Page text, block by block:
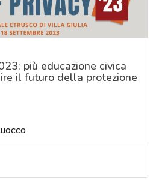
più educazione civica
il futuro della protezione